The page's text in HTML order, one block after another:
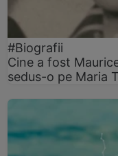
#Biografii
Cine a fost
sedus-o pe Maria